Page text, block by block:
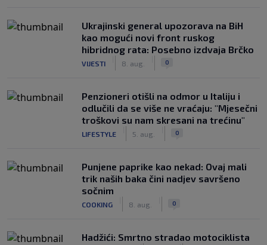
Ukrajinski general upozorava na BiH
kao mogući novi front ruskog
hibridnog rata: Posebno izdvaja Brčko
VIJESTI 8. aug. 0
Penzioneri otišli na odmor u Italiju i
odlučili da se više ne vraćaju: "Mjesečni
troškovi su nam skresani na trećinu"
LIFESTYLE 5. aug. 0
Punjene paprike kao nekad: Ovaj mali
trik naših baka čini nadjev savršeno
sočnim
COOKING 8. aug. 0
Hadžići: Smrtno stradao motociklista